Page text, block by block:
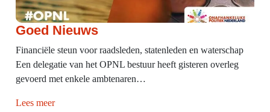
Goed Nieuws
Financiële steun voor raadsleden, statenleden en waterschap
Een delegatie van het OPNL bestuur heeft gisteren overleg
gevoerd met enkele ambtenaren…
Lees meer